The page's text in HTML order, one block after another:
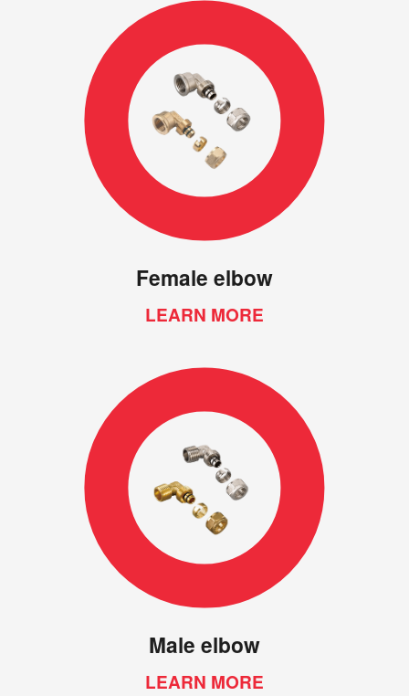
Female elbow
LEARN MORE
Male elbow
LEARN MORE